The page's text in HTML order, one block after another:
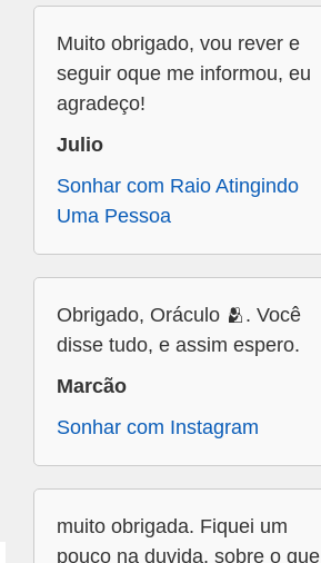
Muito obrigado, vou rever e
seguir oque me informou, eu
agradeço!
Julio
Sonhar com Raio Atingindo
Uma Pessoa
Obrigado, Oráculo 🫂. Você
disse tudo, e assim espero.
Marcão
Sonhar com Instagram
muito obrigada. Fiquei um
pouco na duvida, sobre o que